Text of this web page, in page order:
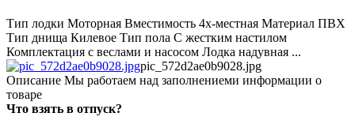
Тип лодки Моторная Вместимость 4х-местная Материал ПВХ
Тип днища Килевое Тип пола С жестким настилом
Комплектация c веслами и насосом Лодка надувная ...
pic_572d2ae0b9028.jpg
Описание Мы работаем над заполнениеми информации о
товаре
Что взять в отпуск?